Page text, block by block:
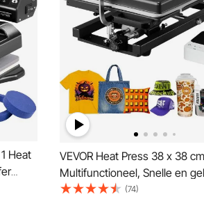
Heat
VEVOR Heat Press 38 x 38
Multifunctioneel, Snelle en
verwarming, Heat Press
(74)